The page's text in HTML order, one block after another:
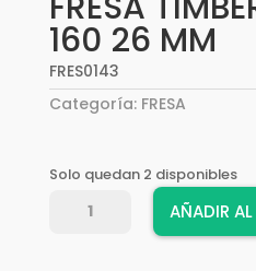
160 26 MM
FRES0143
Categoría: FRESA
Solo quedan 2 disponibles
FRESA
AÑADIR